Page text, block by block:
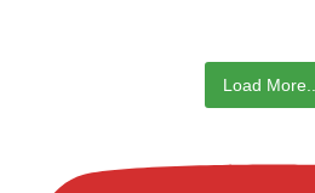
Load More...